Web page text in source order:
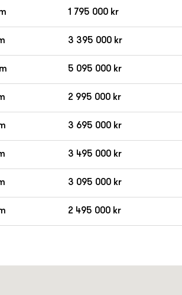
1 795 000 kr
3 395 000 kr
5 095 000 kr
2 995 000 kr
3 695 000 kr
3 495 000 kr
3 095 000 kr
2 495 000 kr